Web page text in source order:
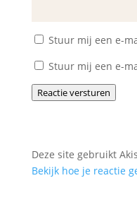
Stuur mij een e-
Stuur mij een e-
Reactie versturen
Deze site gebruikt
Bekijk hoe je reactie